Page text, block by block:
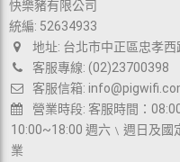
快樂豬有限公司
統編: 52634933
地址: 台北市中正區忠孝西
客服專線: (02)23700398
客服信箱:
營業時段: 客服時間：
10:00~18:00 週六﹨週日及國
業